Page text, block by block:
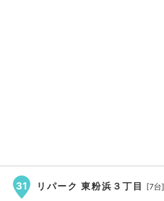
31 リパーク 東粉浜３丁目 [7台]